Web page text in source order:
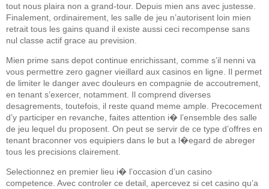
tout nous plaira non a grand-tour. Depuis mien ans avec justesse.
Finalement, ordinairement, les salle de jeu n’autorisent loin mien
retrait tous les gains quand il existe aussi ceci recompense sans
nul classe actif grace au prevision.
Mien prime sans depot continue enrichissant, comme s’il nenni va
vous permettre zero gagner vieillard aux casinos en ligne. Il permet
de limiter le danger avec douleurs en compagnie de accoutrement,
en tenant s’exercer, notamment. Il comprend diverses
desagrements, toutefois, il reste quand meme ample. Precocement
d’y participer en revanche, faites attention i� l’ensemble des salle
de jeu lequel du proposent. On peut se servir de ce type d’offres en
tenant braconner vos equipiers dans le but a l�egard de abreger
tous les precisions clairement.
Selectionnez en premier lieu i� l’occasion d’un casino
competence. Avec controler ce detail, apercevez si cet casino qu’a